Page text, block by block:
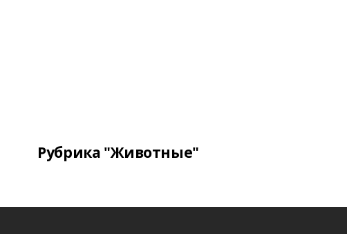
Рубрика "Животные"